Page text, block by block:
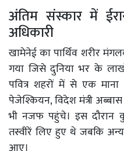
अंतिम संस्कार में
अधिकारी
खामेनेई का पार्थिव शरीर
गया जिसे दुनिया भर के
पवित्र शहरों में से एक माना
पेजेश्कियन, विदेश मंत्री
भी नजफ पहुंचे। इस दौरान
तस्वीरें लिए हुए थे जबकि